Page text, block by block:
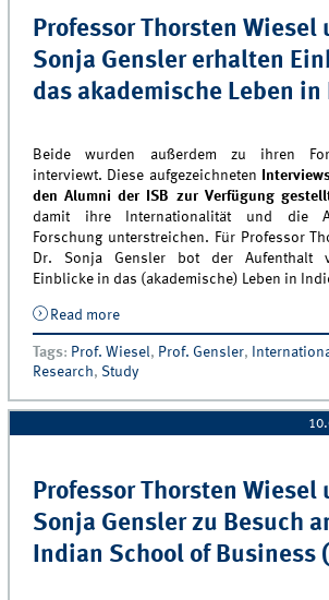
Professor Thorsten Wiesel
Sonja Gensler erhalten
das akademische Leben in
Beide wurden außerdem zu ihren
interviewt. Diese aufgezeichneten
den Alumni der ISB zur Verfügung
damit ihre Internationalität und die
Forschung unterstreichen. Für Professor
Dr. Sonja Gensler bot der Aufenthalt
Einblicke in das (akademische) Leben in
Read moreabout Professor Thorsten
Gensler erhalten Einblicke in
in Indien
Tags: Prof. Wiesel, Prof. Gensler,
Research, Study
Professor Thorsten Wiesel
Sonja Gensler zu Besuch
Indian School of Business